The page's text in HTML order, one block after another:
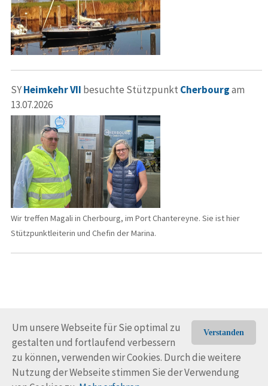
Verstanden
Um unsere Webseite für Sie optimal zu
gestalten und fortlaufend verbessern
zu können, verwenden wir Cookies. Durch die weitere
Nutzung der Webseite stimmen Sie der Verwendung
SYHeimkehr VII besuchte Stützpunkt Cherbourgam
13.07.2026
Wir treffen Magali in Cherbourg, im Port Chantereyne. Sie ist hier
Stützpunktleiterin und Chefin der Marina.
© Trans-Ocean e.V. 2010-2026 Impressum
Nutzungsbedingungen
Rechtliche Hinweise